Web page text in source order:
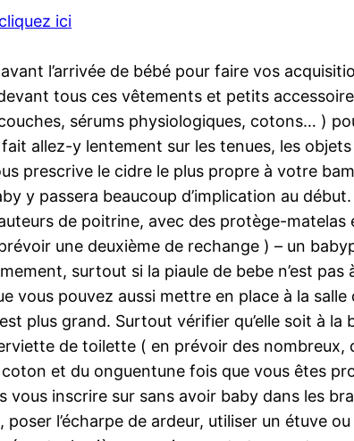
cliquez ici
l’arrivée de bébé pour faire vos
tous ces vêtements et petits
sérums physiologiques, cotons… )
allez-y lentement sur les tenues, les
prescrive le cidre le plus propre à votre
y passera beaucoup d’implication au
de poitrine, avec des protège-
une deuxième de rechange ) – un
surtout si la piaule de bebe n’est
vous pouvez aussi mettre en place à la
plus grand. Surtout vérifier qu’elle soit à
de toilette ( en prévoir des
et du onguentune fois que vous êtes
vous inscrire sur sans avoir baby dans les
l’écharpe de ardeur, utiliser un étuve